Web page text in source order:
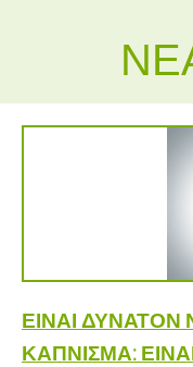
ΕΊΝΑΙ
ΚΆΠΝΙΣΜΑ: